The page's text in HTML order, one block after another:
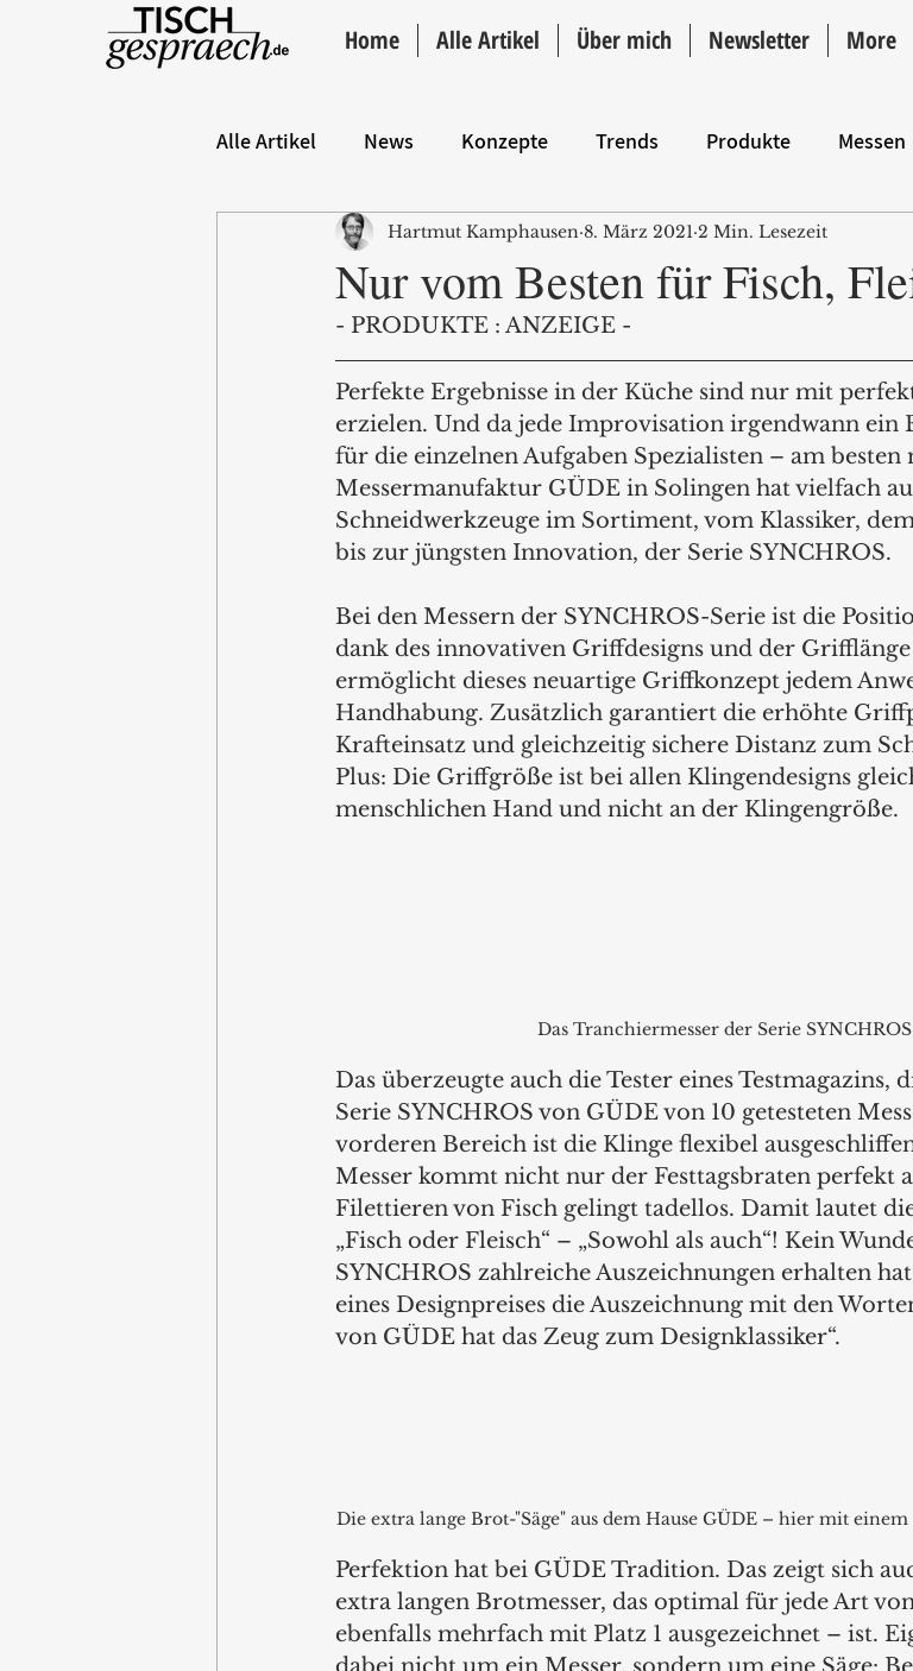
Home Alle Artikel Über mich Newsletter More
Alle Artikel News Konzepte Trends Produkte Messen
Hintergrund ANZEIGE Intro
Nur vom Besten für Fisch,
Hartmut Kamphausen 8. März 2021 2 Min. Lesezeit
- PRODUKTE : ANZEIGE -
Perfekte Ergebnisse in der Küche sind nur mit
erzielen. Und da jede Improvisation irgendwann ein
für die einzelnen Aufgaben Spezialisten – am
Messermanufaktur GÜDE in Solingen hat vielfach
Schneidwerkzeuge im Sortiment, vom Klassiker,
bis zur jüngsten Innovation, der Serie SYNCHROS.
Bei den Messern der SYNCHROS-Serie ist die
dank des innovativen Griffdesigns und der
ermöglicht dieses neuartige Griffkonzept jedem
Handhabung. Zusätzlich garantiert die erhöhte
Krafteinsatz und gleichzeitig sichere Distanz zum
Plus: Die Griffgröße ist bei allen Klingendesigns
menschlichen Hand und nicht an der Klingengröße.
Das Tranchiermesser der Serie
Das überzeugte auch die Tester eines Testmagazins,
Serie SYNCHROS von GÜDE von 10 getesteten
vorderen Bereich ist die Klinge flexibel
Messer kommt nicht nur der Festtagsbraten perfekt
Filettieren von Fisch gelingt tadellos. Damit lautet
„Fisch oder Fleisch“ – „Sowohl als auch“! Kein
SYNCHROS zahlreiche Auszeichnungen erhalten
eines Designpreises die Auszeichnung mit den
von GÜDE hat das Zeug zum Designklassiker“.
Die extra lange Brot-"Säge" aus dem Hause GÜDE – hier mit
Perfektion hat bei GÜDE Tradition. Das zeigt sich
extra langen Brotmesser, das optimal für jede Art
ebenfalls mehrfach mit Platz 1 ausgezeichnet – ist.